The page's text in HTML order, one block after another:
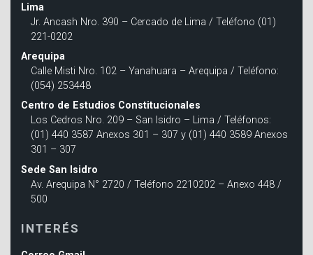
Lima
Jr. Ancash Nro. 390 – Cercado de Lima / Teléfono (01)
221-0202
Arequipa
Calle Misti Nro. 102 – Yanahuara – Arequipa / Teléfono:
(054) 253448
Centro de Estudios Constitucionales
Los Cedros Nro. 209 – San Isidro – Lima / Teléfonos:
(01) 440 3587 Anexos 301 – 307 y (01) 440 3589 Anexos
301 – 307
Sede San Isidro
Av. Arequipa N° 2720 / Teléfono 2210202 – Anexo 448 /
500
INTERÉS